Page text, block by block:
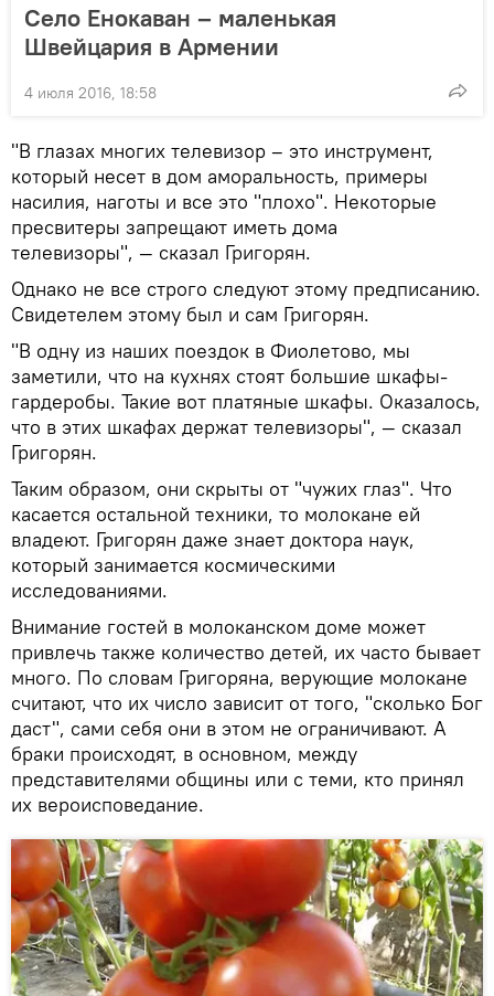
Село Енокаван – маленькая
Швейцария в Армении
4 июля 2016, 18:58
"В глазах многих телевизор – это инструмент,
который несет в дом аморальность, примеры
насилия, наготы и все это "плохо". Некоторые
пресвитеры запрещают иметь дома
телевизоры", — сказал Григорян.
Однако не все строго следуют этому предписанию.
Свидетелем этому был и сам Григорян.
"В одну из наших поездок в Фиолетово, мы
заметили, что на кухнях стоят большие шкафы-
гардеробы. Такие вот платяные шкафы. Оказалось,
что в этих шкафах держат телевизоры", — сказал
Григорян.
Таким образом, они скрыты от "чужих глаз". Что
касается остальной техники, то молокане ей
владеют. Григорян даже знает доктора наук,
который занимается космическими
исследованиями.
Внимание гостей в молоканском доме может
привлечь также количество детей, их часто бывает
много. По словам Григоряна, верующие молокане
считают, что их число зависит от того, "сколько Бог
даст", сами себя они в этом не ограничивают. А
браки происходят, в основном, между
представителями общины или с теми, кто принял
их вероисповедание.